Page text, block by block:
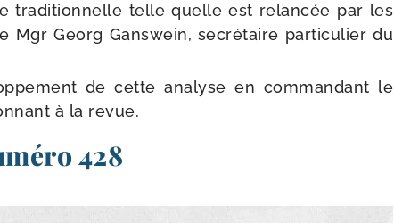
tradi­tionnelle telle quelle est relan­cée par les
Mgr Georg Ganswein, secré­taire par­ti­cu­lier du
de cette ana­lyse en com­man­dant le
à la revue.
428